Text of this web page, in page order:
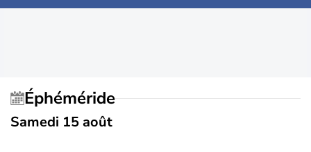
Éphéméride
Samedi 15 août